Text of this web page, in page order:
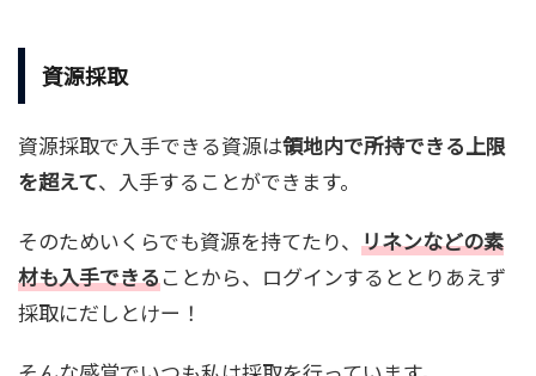
資源採取
資源採取で入手できる資源は領地内で所持できる上限
を超えて、入手することができます。
そのためいくらでも資源を持てたり、 リネンなどの素
材も入手できることから、ログインするととりあえず
採取にだしとけー！